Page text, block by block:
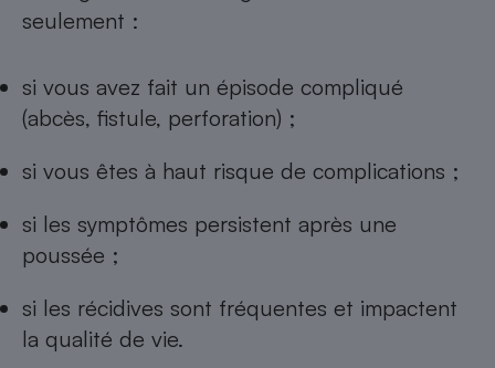
seulement :
si vous avez fait un épisode compliqué
(abcès, fistule, perforation) ;
si vous êtes à haut risque de complications ;
si les symptômes persistent après une
poussée ;
si les récidives sont fréquentes et impactent
la qualité de vie.